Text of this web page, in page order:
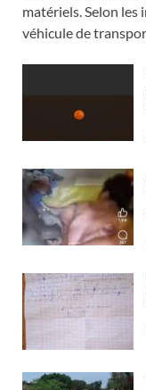
matériels. Selon les
véhicule de